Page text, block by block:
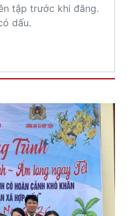
tập trước khi đăng.
dấu.